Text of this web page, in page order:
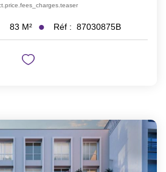
83 M² Réf : 87030875B